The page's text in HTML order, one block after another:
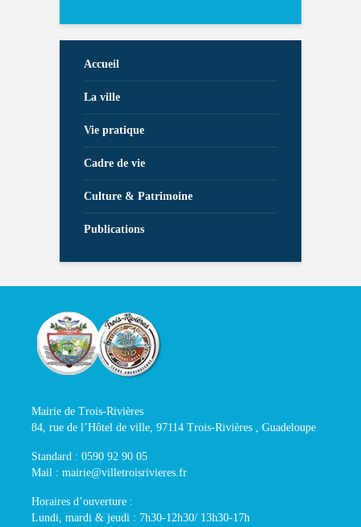
Accueil
La ville
Vie pratique
Cadre de vie
Culture & Patrimoine
Publications
Mairie de Trois-Rivières
84, rue de l’Hôtel de ville, 97114 Trois-Rivières , Guadeloupe
Standard : 0590 92 90 05
Mail : mairie@villetroisrivieres.fr
Horaires d’ouverture :
Lundi, mardi & jeudi : 7h30-12h30/ 13h30-17h